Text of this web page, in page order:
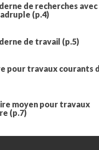
de recherches avec
(p.4)
de travail (p.5)
pour travaux courants
moyen pour travaux
(p.7)